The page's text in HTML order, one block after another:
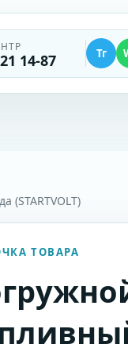
14-87 Тг
(STARTVOLT)
ТОВАРА